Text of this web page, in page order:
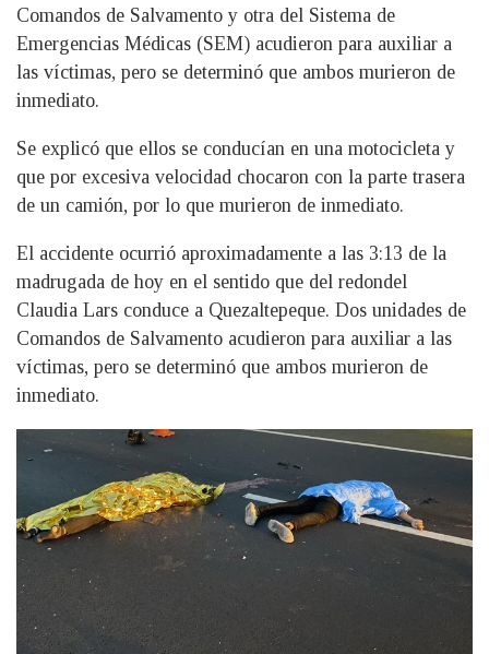
Comandos de Salvamento y otra del Sistema de
Emergencias Médicas (SEM) acudieron para auxiliar a
las víctimas, pero se determinó que ambos murieron de
inmediato.
Se explicó que ellos se conducían en una motocicleta y
que por excesiva velocidad chocaron con la parte trasera
de un camión, por lo que murieron de inmediato.
El accidente ocurrió aproximadamente a las 3:13 de la
madrugada de hoy en el sentido que del redondel
Claudia Lars conduce a Quezaltepeque. Dos unidades de
Comandos de Salvamento acudieron para auxiliar a las
víctimas, pero se determinó que ambos murieron de
inmediato.